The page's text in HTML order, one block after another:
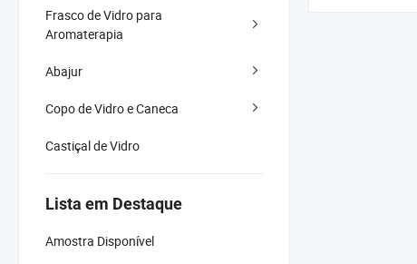
Frasco de Vidro para
Aromaterapia
Abajur
Copo de Vidro e Caneca
Castiçal de Vidro
Lista em Destaque
Amostra Disponível